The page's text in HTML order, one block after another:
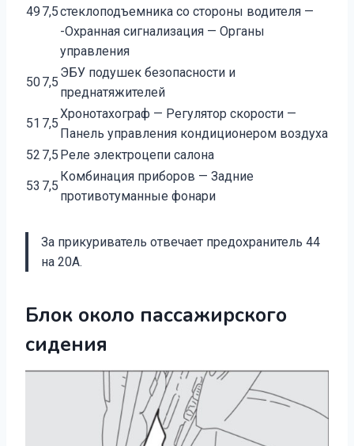
49 7,5стеклоподъемника со стороны водителя —
-Охранная сигнализация — Органы
управления
507,5
ЭБУ подушек безопасности и
преднатяжителей
51 7,5
Хронотахограф — Регулятор скорости —
Панель управления кондиционером воздуха
52 7,5 Реле электроцепи салона
53 7,5
Комбинация приборов — Задние
противотуманные фонари
За прикуриватель отвечает предохранитель 44
на 20А.
Блок около пассажирского
сидения